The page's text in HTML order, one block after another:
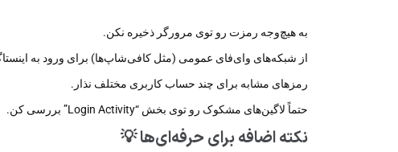
به هیچ‌وجه رمزت رو توی مرورگر ذخیره نکن.
از شبکه‌های وای‌فای عمومی (مثل کافی‌شاپ‌ها) برای ورود به
رمزهای مشابه برای چند حساب کاربری مختلف نذار.
حتماً لاگین‌های مشکوک رو توی بخش “Login Activity” بررسی کن.
نکته اضافه برای حرفه‌ای‌ها 💡